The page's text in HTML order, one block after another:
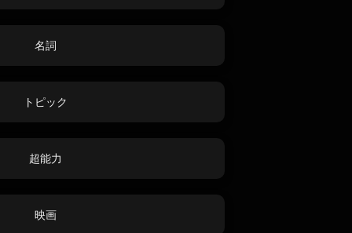
名詞
トピック
超能力
映画